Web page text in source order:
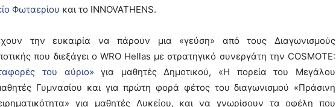
Φωταερίου και το INNOVATHENS.
την ευκαιρία να πάρουν μια «γεύση» από τους Διαγωνισμούς
που διεξάγει ο WRO Hellas με στρατηγικό συνεργάτη την COSMOTE:
του αύριο» για μαθητές Δημοτικού, «Η πορεία του Μεγάλου
Γυμνασίου και για πρώτη φορά φέτος του διαγωνισμού «Πράσινη
για μαθητές Λυκείου, και να γνωρίσουν τα οφέλη που